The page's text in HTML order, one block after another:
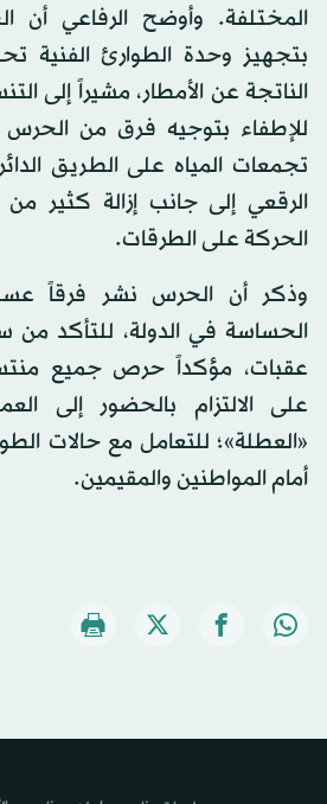
المختلفة. وأوضح الرفاعي أن
بتجهيز وحدة الطوارئ الفنية
الناتجة عن الأمطار، مشيراً إلى
للإطفاء بتوجيه فرق من الحرس
تجمعات المياه على الطريق
الرقعي إلى جانب إزالة كثير من
الحركة على الطرقات.
وذكر أن الحرس نشر فرقاً
الحساسة في الدولة، للتأكد من
عقبات، مؤكداً حرص جميع
على الالتزام بالحضور إلى
«العطلة»؛ للتعامل مع حالات
أمام المواطنين والمقيمين.